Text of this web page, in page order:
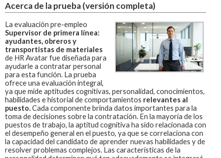
Acerca de la prueba (versión completa)
La evaluación pre-empleo
Supervisor de primera línea:
ayudantes, obreros y
transportistas de materiales
de HR Avatar fue diseñada para
ayudarle a contratar personal
para esta función. La prueba
ofrece una evaluación integral,
ya que mide aptitudes cognitivas, personalidad, conocimientos,
habilidades e historial de comportamientos relevantes al
puesto.Cada componente brinda datos importantes para la
toma de decisiones sobre la contratación. En la mayoría de los
puestos de trabajo, la aptitud cognitiva ha sido relacionada con
el desempeño general en el puesto, ya que se correlaciona con
la capacidad del candidato de aprender nuevas habilidades y de
resolver problemas complejos. Las características de la